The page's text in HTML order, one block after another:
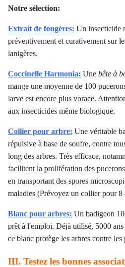
Notre sélection:
Extrait de fougères: Un insecticide
préventivement et curativement sur
lanigères.
Coccinelle Harmonia: Une bête à
mange une moyenne de 100
larve est encore plus vorace.
aux insecticides même biologique.
Collier pour arbre: Une véritable
répulsive à base de soufre, contre
long des arbres. Très efficace,
facilitent la prolifération des
en transportant des spores
maladies (Prévoyez un collier pour 8
Blanc pour arbres: Un badigeon
prêt à l'emploi. Déjà utilisé, 5000
ce blanc protège les arbres contre les
III. Testez les bonnes